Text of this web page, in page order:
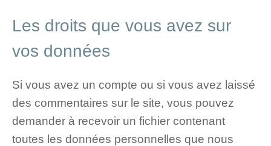
Les droits que vous avez sur
vos données
Si vous avez un compte ou si vous avez laissé
des commentaires sur le site, vous pouvez
demander à recevoir un fichier contenant
toutes les données personnelles que nous